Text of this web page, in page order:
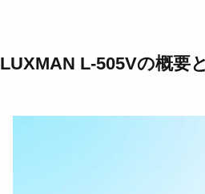
LUXMAN L-505Vの概要